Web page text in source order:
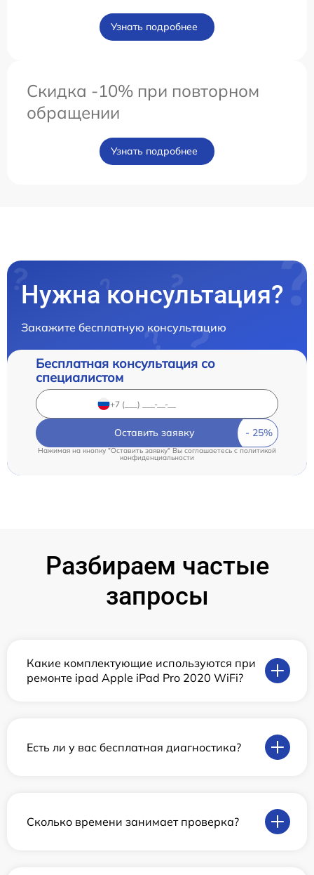
Узнать подробнее
Скидка -10% при повторном
обращении
Узнать подробнее
Нужна консультация?
Закажите бесплатную консультацию
Бесплатная консультация со
специалистом
Оставить заявку
Нажимая на кнопку "Оставить заявку" Вы соглашаетесь cполитикой
конфиденциальности
Разбираем частые
запросы
Какие комплектующие используются при
ремонте ipad Apple iPad Pro 2020 WiFi?
Есть ли у вас бесплатная диагностика?
Сколько времени занимает проверка?